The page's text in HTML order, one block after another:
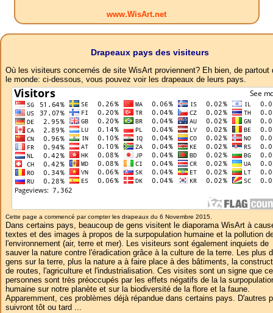
www.WisArt.net
Drapeaux pays des visiteurs
Où les visiteurs concernés de site WisArt proviennent? Eh bien, de partout
le monde: ci-dessous, vous pouvez voir les drapeaux de leurs pays.
Cette page a commencé par compter les drapeaux du 6 Novembre 2015.
Dans certains pays, beaucoup de gens visitent le diaporama WisArt à
textes et des images à propos de la surpopulation humaine et la pollution
l'environnement (air, terre et mer). Les visiteurs sont également inquiets de
sauver la nature contre l'éradication grâce à la culture de la terre. Les plus
gens sur la terre, plus la nature a à faire place à des bâtiments, la
de routes, l'agriculture et l'industrialisation. Ces visites sont un signe que
personnes sont très préoccupés par les effets négatifs de la la
humaine sur notre planète et sur la biodiversité de la flore et la faune.
Apparemment, ces problèmes déjà répandue dans certains pays. D'autres
suivront tôt ou tard ...